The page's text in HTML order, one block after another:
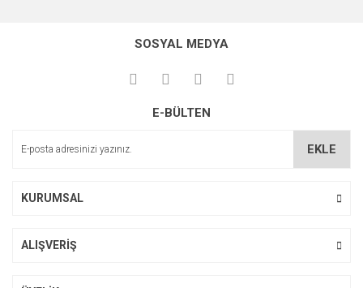
kullanarak tarafımıza iletebilirsiniz.
Görüş ve önerileriniz için teşekkür ederiz.
Ürün açıklamasında eksik bilgiler bulunuyor.
SOSYAL MEDYA
E-BÜLTEN
EKLE
KURUMSAL
ALIŞVERİŞ